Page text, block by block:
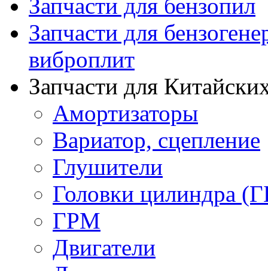
Запчасти для бензопил
Запчасти для
виброплит
Запчасти для
Амортизаторы
Вариатор, сцепление
Глушители
Головки цилиндра
ГРМ
Двигатели